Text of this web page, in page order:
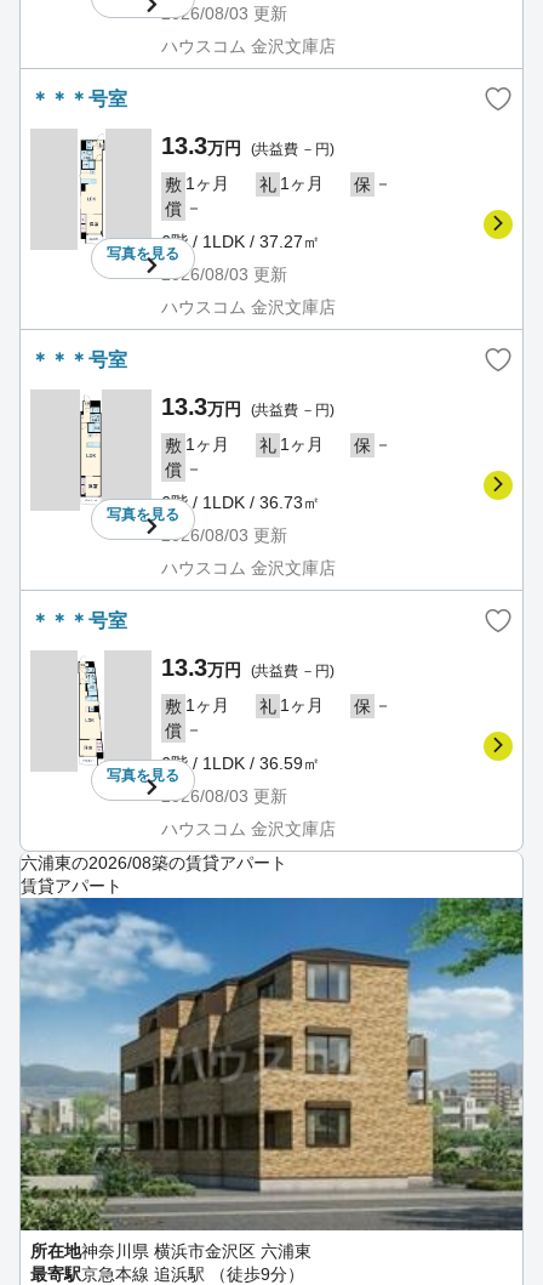
2026/08/03 更新
ハウスコム 金沢文庫店
＊＊＊号室
写真を見る
13.3万円 (共益費 －円)
敷 1ヶ月 礼 1ヶ月 保 －
償 －
6階 / 1LDK / 37.27㎡
2026/08/03 更新
ハウスコム 金沢文庫店
＊＊＊号室
写真を見る
13.3万円 (共益費 －円)
敷 1ヶ月 礼 1ヶ月 保 －
償 －
6階 / 1LDK / 36.73㎡
2026/08/03 更新
ハウスコム 金沢文庫店
＊＊＊号室
写真を見る
13.3万円 (共益費 －円)
敷 1ヶ月 礼 1ヶ月 保 －
償 －
6階 / 1LDK / 36.59㎡
2026/08/03 更新
ハウスコム 金沢文庫店
六浦東の2026/08築の賃貸アパート
賃貸アパート
所在地神奈川県 横浜市金沢区 六浦東
最寄駅京急本線 追浜駅 （徒歩9分）